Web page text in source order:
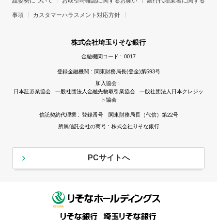
事項 カスタマーハラスメント対応方針
株式会社埼玉りそな銀行
金融機関コード : 0017
登録金融機関 : 関東財務局長(登金)第593号
加入協会 :
日本証券業協会 一般社団法人金融先物取引業協会 一般社団法人日本クレジッ
ト協会
信託契約代理業 : 登録番号 関東財務局長（代信）第22号
所属信託会社の商号 : 株式会社りそな銀行
PCサイトへ